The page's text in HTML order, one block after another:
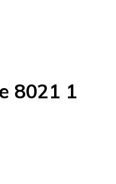
8021 1